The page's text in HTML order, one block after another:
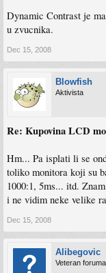
Dynamic Contrast je
u zvucnika.
Dec 15, 2008
Blowfish
Aktivista
Re: Kupovina LCD
Hm... Pa isplati li se
toliko monitora koji su
1000:1, 5ms... itd.
i ne vidim neke velike
Dec 15, 2008
Alibegovic
Veteran foruma